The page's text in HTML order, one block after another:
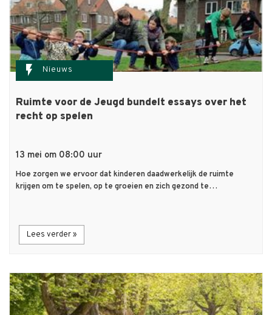
flash_on Nieuws
Ruimte voor de Jeugd bundelt essays over het
recht op spelen
13 mei om 08:00 uur
Hoe zorgen we ervoor dat kinderen daadwerkelijk de ruimte
krijgen om te spelen, op te groeien en zich gezond te…
Lees verder »